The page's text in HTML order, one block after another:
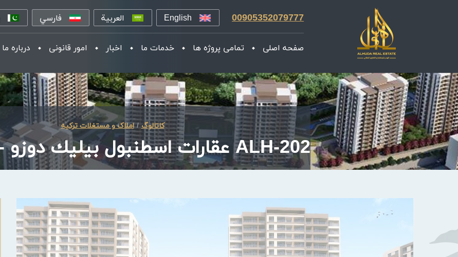
00905352079777
English العربية فارسي
صفحه اصلی تمامی پروژه ها خدمات ما اخبار امور قانونی درباره ما
کاتالوگ املاک و مستغلات ترکیه
ALH-202 عقارات اسطنبول بيليك دوزو - مجمع فيرا